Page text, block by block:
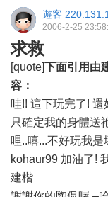
遊客
2006-2-25
求救
[quote]下面引用由
容：
哇!! 這下玩完了!
只確定我的身體送
哩..嘻...不好玩我是
kohaur99 加油了!
建楷